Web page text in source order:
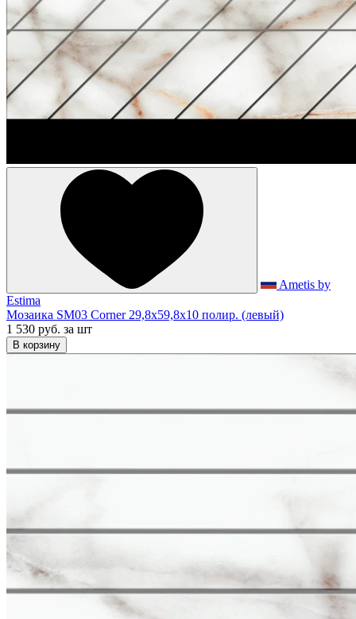
Ametis by
Estima
Мозаика SM03 Corner 29,8x59,8x10 полир. (левый)
1 530 руб. за шт
В корзину